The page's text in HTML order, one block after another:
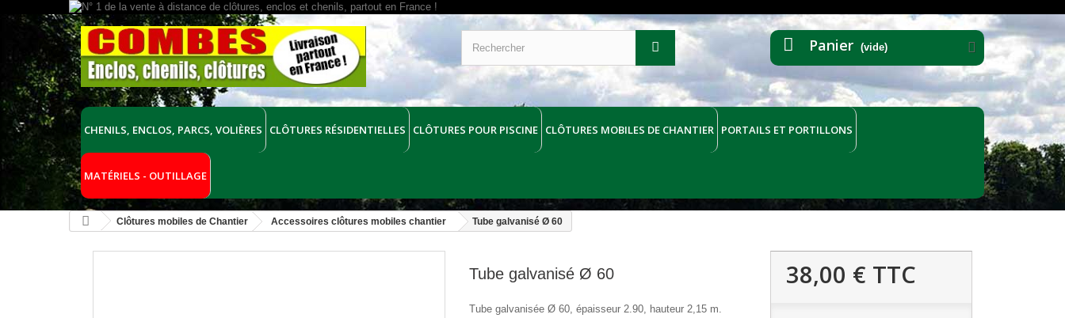
Panier (vide)
CHENILS, ENCLOS, PARCS, VOLIÈRES CLÔTURES RÉSIDENTIELLES CLÔTURES POUR PISCINE CLÔTURES MOBILES DE CHANTIER PORTAILS ET PORTILLONS
MATÉRIELS - OUTILLAGE
Clôtures mobiles de Chantier Accessoires clôtures mobiles chantier Tube galvanisé Ø 60
Tube galvanisé Ø 60
Tube galvanisée Ø 60, épaisseur 2.90, hauteur 2,15 m.
38,00 € TTC